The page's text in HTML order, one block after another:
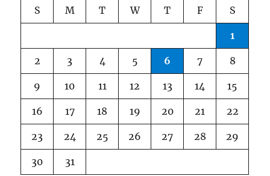
S M T W T F S
1
2 3 4 5 6 7 8
9 10 11 12 13 14 15
16 17 18 19 20 21 22
23 24 25 26 27 28 29
30 31